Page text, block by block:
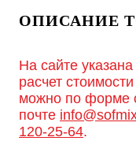
ОПИСАНИЕ
На сайте
расчет
можно по форме
почте
120-25-64.